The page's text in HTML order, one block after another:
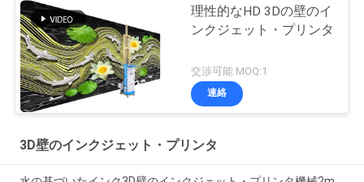
理性的なHD 3Dの壁のイ
ンクジェット・プリンタ
交渉可能 MOQ:1
連絡
3D壁のインクジェット・プリンタ